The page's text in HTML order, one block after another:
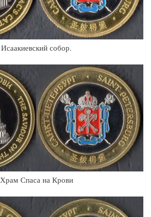
Исаакиевский собор.
Храм Спаса на Крови